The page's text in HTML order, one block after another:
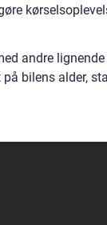
andre
bilens alder,